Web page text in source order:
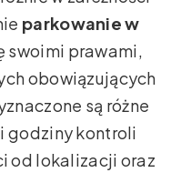
parkowanie w
swoimi prawami,
obowiązujących
są różne
godziny kontroli
od lokalizacji oraz